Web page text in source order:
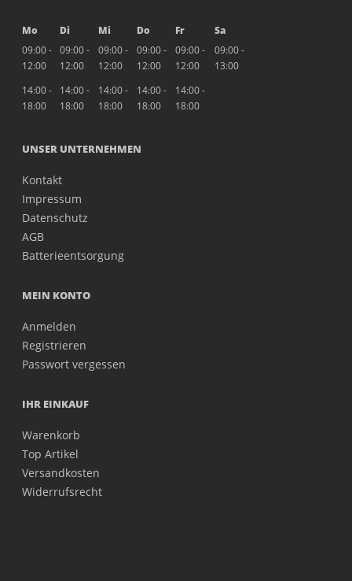
Mo Di Mi Do Fr
Sa
09:00 -
12:00
09:00 -
12:00
09:00 -
12:00
09:00 -
12:00
09:00 -
12:00
09:00 -
13:00
14:00 -
18:00
14:00 -
18:00
14:00 -
18:00
14:00 -
18:00
14:00 -
18:00
UNSER UNTERNEHMEN
Kontakt
Impressum
Datenschutz
AGB
Batterieentsorgung
MEIN KONTO
Anmelden
Registrieren
Passwort vergessen
IHR EINKAUF
Warenkorb
Top Artikel
Versandkosten
Widerrufsrecht